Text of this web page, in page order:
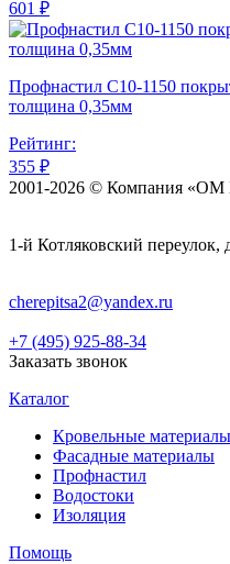
601 ₽
Профнастил С10-1150
толщина 0,35мм
Рейтинг:
355 ₽
2001-2026 © Компания «ОМ
1-й Котляковский переулок,
cherepitsa2@yandex.ru
+7 (495) 925-88-34
Заказать звонок
Каталог
Кровельные материалы
Фасадные материалы
Профнастил
Водостоки
Изоляция
Помощь